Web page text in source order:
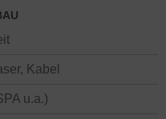
Kabel
u.a.)